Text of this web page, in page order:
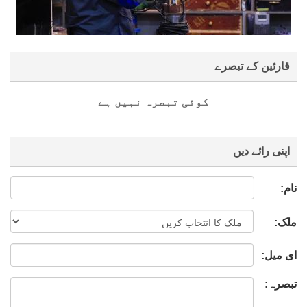
قارئین کے تبصرے
کوئی تبصرہ نہیں ہے
اپنی رائے دیں
نام:
ملک:
ای میل:
تبصرہ: